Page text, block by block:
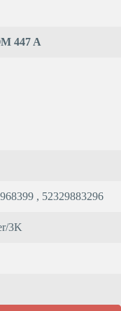
447 A
, 52329883296
3K